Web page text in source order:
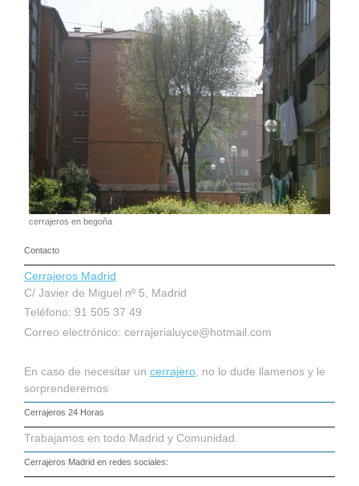
cerrajeros en begoña
Contacto
Cerrajeros Madrid
C/ Javier de Miguel nº 5, Madrid
Teléfono: 91 505 37 49
Correo electrónico: cerrajerialuyce@hotmail.com
En caso de necesitar un cerrajero , no lo dude llamenos y le
sorprenderemos
Cerrajeros 24 Horas
Trabajamos en todo Madrid y Comunidad.
Cerrajeros Madrid en redes sociales: